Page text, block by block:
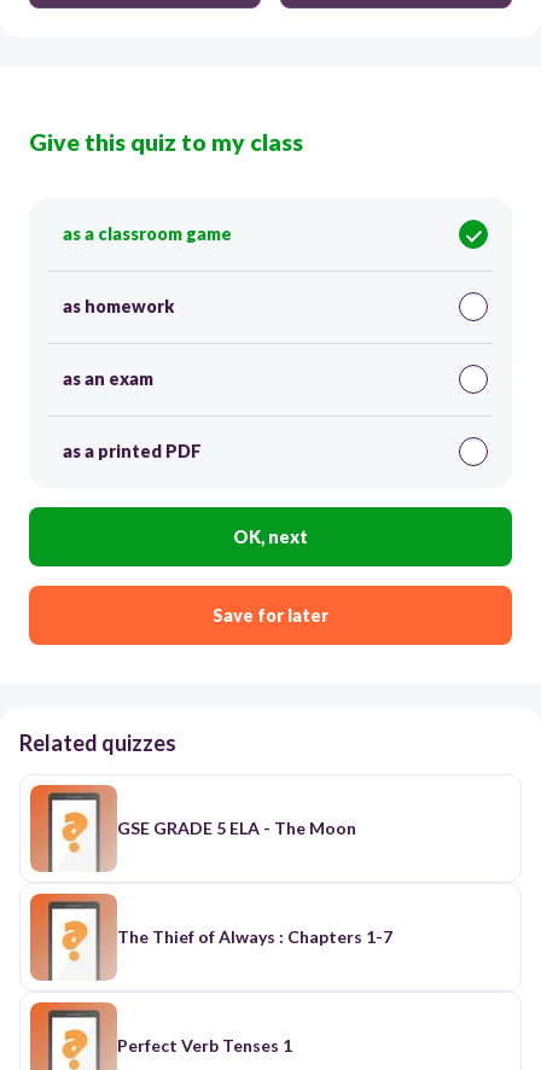
Give this quiz to my class
as a classroom game
as homework
as an exam
as a printed PDF
OK, next
Save for later
Related quizzes
GSE GRADE 5 ELA - The Moon
The Thief of Always : Chapters 1-7
Perfect Verb Tenses 1